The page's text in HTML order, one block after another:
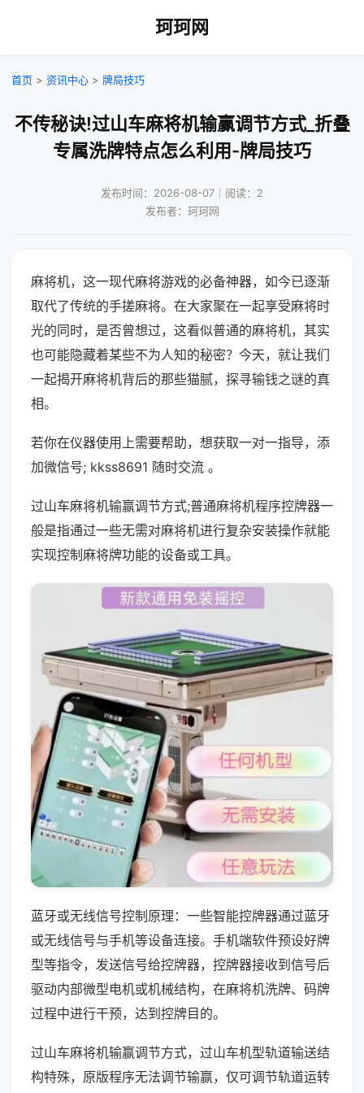
珂珂网
首页 > 资讯中心 > 牌局技巧
不传秘诀!过山车麻将机输赢调节方式_折叠
专属洗牌特点怎么利用-牌局技巧
发布时间：2026-08-07｜阅读：2
发布者：珂珂网
麻将机，这一现代麻将游戏的必备神器，如今已逐渐
取代了传统的手搓麻将。在大家聚在一起享受麻将时
光的同时，是否曾想过，这看似普通的麻将机，其实
也可能隐藏着某些不为人知的秘密？今天，就让我们
一起揭开麻将机背后的那些猫腻，探寻输钱之谜的真
相。
若你在仪器使用上需要帮助，想获取一对一指导，添
加微信号; kkss8691 随时交流 。
过山车麻将机输赢调节方式;普通麻将机程序控牌器一
般是指通过一些无需对麻将机进行复杂安装操作就能
实现控制麻将牌功能的设备或工具。
蓝牙或无线信号控制原理：一些智能控牌器通过蓝牙
或无线信号与手机等设备连接。手机端软件预设好牌
型等指令，发送信号给控牌器，控牌器接收到信号后
驱动内部微型电机或机械结构，在麻将机洗牌、码牌
过程中进行干预，达到控牌目的。
过山车麻将机输赢调节方式，过山车机型轨道输送结
构特殊，原版程序无法调节输赢，仅可调节轨道运转